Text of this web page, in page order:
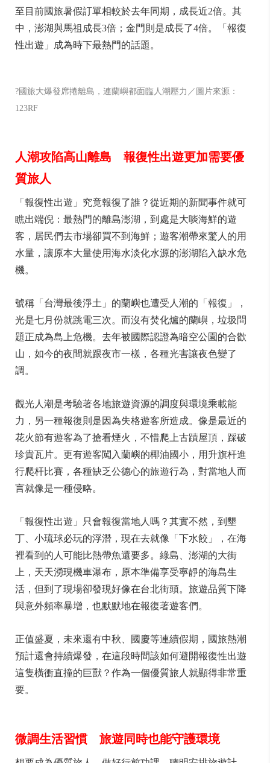
至目前國旅暑假訂單相較於去年同期，成長近2倍。其
中，澎湖與馬祖成長3倍；金門則是成長了4倍。「報復
性出遊」成為時下最熱門的話題。
?國旅大爆發席捲離島，連蘭嶼都面臨人潮壓力／圖片來源：
123RF
人潮攻陷高山離島 報復性出遊更加需要優
質旅人
「報復性出遊」究竟報復了誰？從近期的新聞事件就可
瞧出端倪：最熱門的離島澎湖，到處是大啖海鮮的遊
客，居民們去市場卻買不到海鮮；遊客潮帶來驚人的用
水量，讓原本大量使用海水淡化水源的澎湖陷入缺水危
機。
號稱「台灣最後淨土」的蘭嶼也遭受人潮的「報復」，
光是七月份就跳電三次。而沒有焚化爐的蘭嶼，垃圾問
題正成為島上危機。去年被國際認證為暗空公園的合歡
山，如今的夜間就跟夜市一樣，各種光害讓夜色變了
調。
觀光人潮是考驗著各地旅遊資源的調度與環境乘載能
力，另一種報復則是因為失格遊客所造成。像是最近的
花火節有遊客為了搶看煙火，不惜爬上古蹟屋頂，踩破
珍貴瓦片。更有遊客闖入蘭嶼的椰油國小，用升旗杆進
行爬杆比賽，各種缺乏公德心的旅遊行為，對當地人而
言就像是一種侵略。
「報復性出遊」只會報復當地人嗎？其實不然，到墾
丁、小琉球必玩的浮潛，現在去就像「下水餃」，在海
裡看到的人可能比熱帶魚還要多。綠島、澎湖的大街
上，天天湧現機車瀑布，原本準備享受寧靜的海島生
活，但到了現場卻發現好像在台北街頭。旅遊品質下降
與意外頻率暴增，也默默地在報復著遊客們。
正值盛夏，未來還有中秋、國慶等連續假期，國旅熱潮
預計還會持續爆發，在這段時間該如何避開報復性出遊
這隻橫衝直撞的巨獸？作為一個優質旅人就顯得非常重
要。
微調生活習慣 旅遊同時也能守護環境